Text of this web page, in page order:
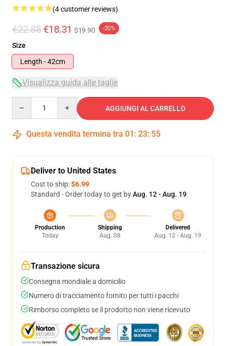
(4 customer reviews)
€22.88 €18.31 $19.90 -20%
Size
Length - 42cm
Visualizza guida alle taglie
AGGIUNGI AL CARRELLO
Questa vendita termina tra 01 : 23: 55
Deliver to United States
Cost to ship:$6.99
Standard - Order today to get byAug. 12 - Aug. 19
Production
Today
Shipping
Aug. 08
Delivered
Aug. 12 - Aug. 19
Transazione sicura
Consegna mondiale a domicilio
Numero di tracciamento fornito per tutti i pacchi
Rimborso completo se il prodotto non viene ricevuto